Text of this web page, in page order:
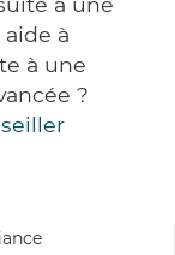
à
à une
?